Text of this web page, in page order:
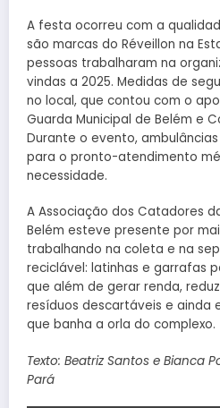
A festa ocorreu com a
são marcas do Réveillon na
pessoas trabalharam na
vindas a 2025. Medidas de
no local, que contou com o
Guarda Municipal de Belém e
Durante o evento,
para o pronto-atendimento
necessidade.
A Associação dos Catadores
Belém esteve presente por
trabalhando na coleta e na
reciclável: latinhas e garrafas
que além de gerar renda,
resíduos descartáveis e ainda
que banha a orla do complexo.
Texto: Beatriz Santos e Bianca
Pará